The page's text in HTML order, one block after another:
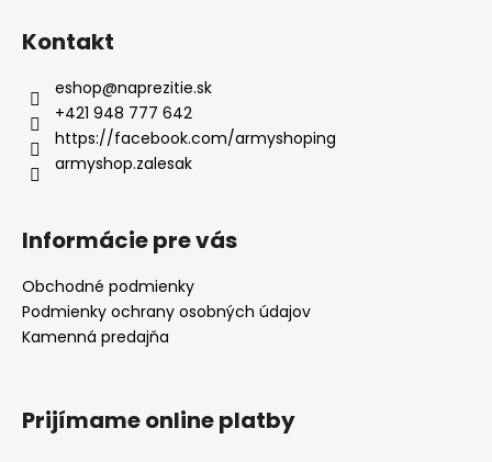
Kontakt
eshop@naprezitie.sk
+421 948 777 642
https://facebook.com/armyshoping
armyshop.zalesak
Informácie pre vás
Obchodné podmienky
Podmienky ochrany osobných údajov
Kamenná predajňa
Prijímame online platby